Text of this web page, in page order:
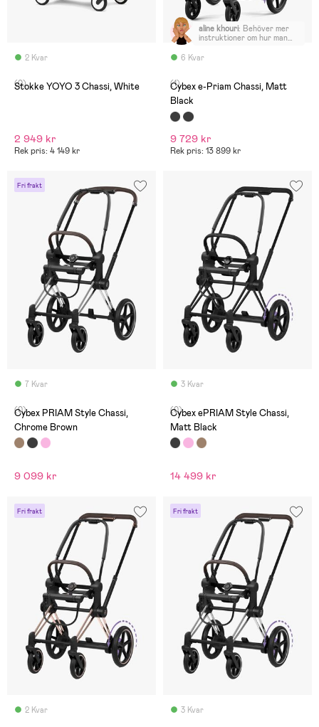
2 Kvar
(0)
Stokke YOYO 3 Chassi, White
2 949 kr
Rek pris: 4 149 kr
6 Kvar
aline khouri: Behöver mer
instruktioner om hur man
(1)
Cybex e-Priam Chassi, Matt
Black
9 729 kr
Rek pris: 13 899 kr
Fri frakt
7 Kvar
(0)
Cybex PRIAM Style Chassi,
Chrome Brown
9 099 kr
3 Kvar
(0)
Cybex ePRIAM Style Chassi,
Matt Black
14 499 kr
Fri frakt
2 Kvar
Fri frakt
3 Kvar